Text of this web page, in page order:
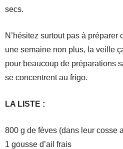
secs.
N’hésitez surtout pas à préparer
une semaine non plus, la veille
pour beaucoup de préparations
se concentrent au frigo.
LA LISTE :
800 g de fèves (dans leur cosse
1 gousse d’ail frais